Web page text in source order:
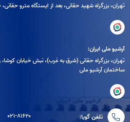
تهران، بزرگراه شهيد حقانی، بعد از ايستگاه مترو
آرشیو ملی ایران:
تهران، بزرگراه حقانی (شرق به غرب)، نبش خیابان
ساختمان آرشیو ملی
تلفن گویا: ۰۲۱-۸۱۶۲۰